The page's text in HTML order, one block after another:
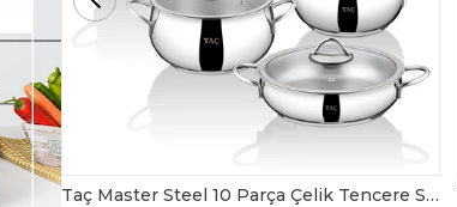
Taç Carabella Döküm Cam Kapak 7 Parça Tencere Seti Siyah